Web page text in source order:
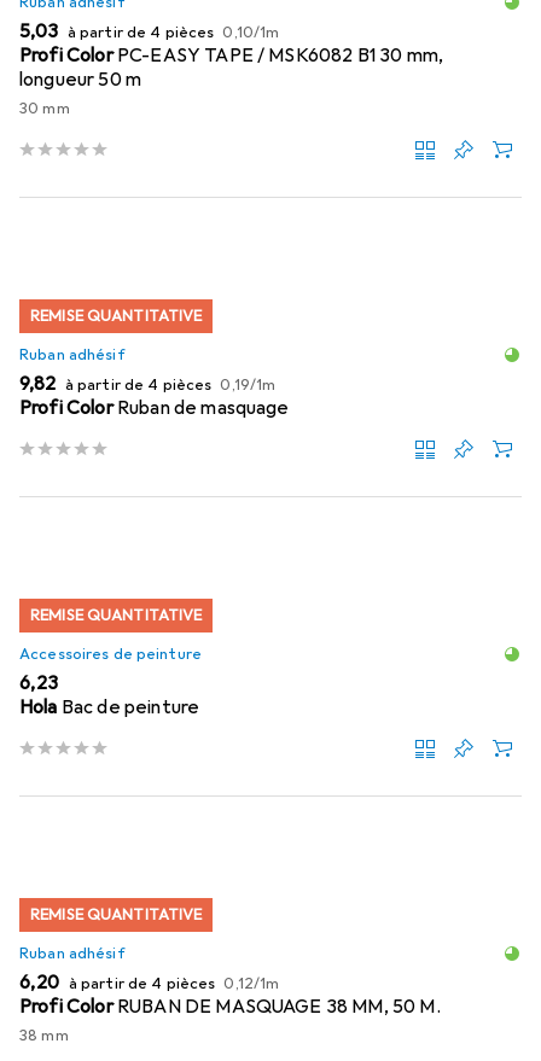
EUR
5,03 à partir de 4 pièces EUR
0,10/1m
Profi Color PC-EASY TAPE / MSK6082 B1 30 mm,
longueur 50 m
30 mm
REMISE QUANTITATIVE
Ruban adhésif
EUR
9,82 à partir de 4 pièces EUR
0,19/1m
Profi Color Ruban de masquage
REMISE QUANTITATIVE
Accessoires de peinture
EUR
6,23
Hola Bac de peinture
REMISE QUANTITATIVE
Ruban adhésif
EUR
6,20 à partir de 4 pièces EUR
0,12/1m
Profi Color RUBAN DE MASQUAGE 38 MM, 50 M.
38 mm